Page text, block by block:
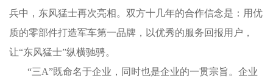
兵中，东风猛士再次亮相。双方十几年的合作信念是：用优
质的零部件打造军车第一品牌，以优秀的服务回报用户，
让“东风猛士”纵横驰骋。
“三A”既命名于企业，同时也是企业的一贯宗旨。企业